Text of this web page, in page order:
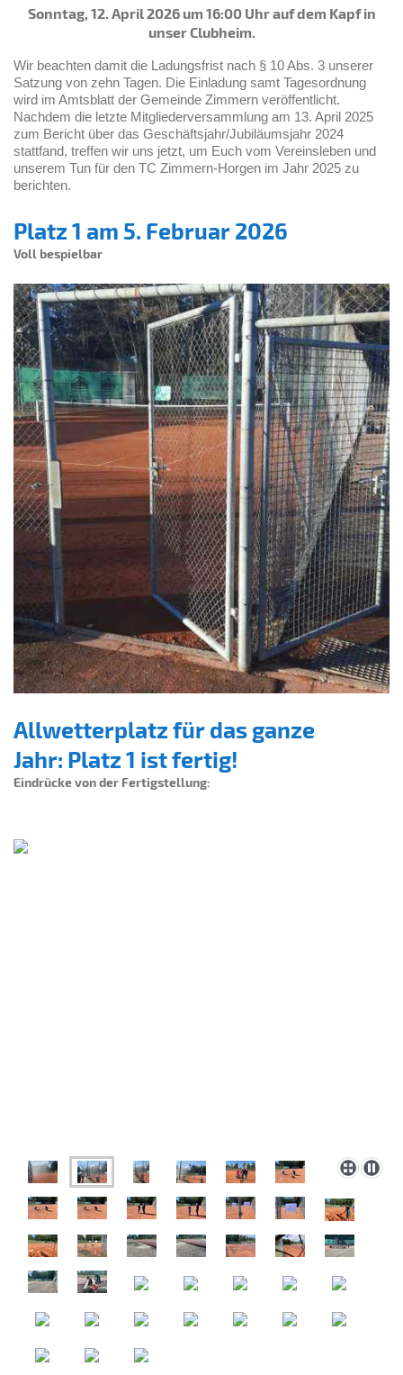
Sonntag, 12. April 2026 um 16:00 Uhr auf dem Kapf in
unser Clubheim.
Wir beachten damit die Ladungsfrist nach § 10 Abs. 3 unserer
Satzung von zehn Tagen. Die Einladung samt Tagesordnung
wird im Amtsblatt der Gemeinde Zimmern veröffentlicht.
Nachdem die letzte Mitgliederversammlung am 13. April 2025
zum Bericht über das Geschäftsjahr/Jubiläumsjahr 2024
stattfand, treffen wir uns jetzt, um Euch vom Vereinsleben und
unserem Tun für den TC Zimmern-Horgen im Jahr 2025 zu
berichten.
Platz 1 am 5. Februar 2026
Voll bespielbar
Allwetterplatz für das ganze
Jahr: Platz 1 ist fertig!
Eindrücke von der Fertigstellung: